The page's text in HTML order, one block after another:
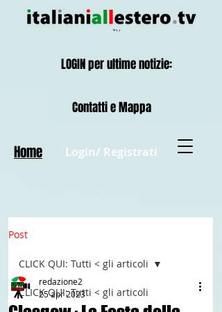
Login/ Registrati
Contatti e Mappa
Home
LOGIN per ultime notizie:
Post
CLICK QUI: Tutti < gli articoli
CLICK QUI: Tutti < gli articoli
redazione2
25 apr 2023